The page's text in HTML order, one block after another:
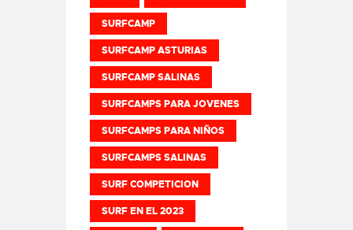
SURFCAMP
SURFCAMP ASTURIAS
SURFCAMP SALINAS
SURFCAMPS PARA JOVENES
SURFCAMPS PARA NIÑOS
SURFCAMPS SALINAS
SURF COMPETICION
SURF EN EL 2023